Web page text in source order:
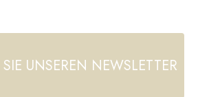
UNSEREN NEWSLETTER